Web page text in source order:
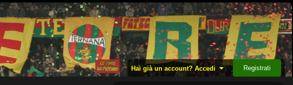
Hai già un account? Accedi Registrati